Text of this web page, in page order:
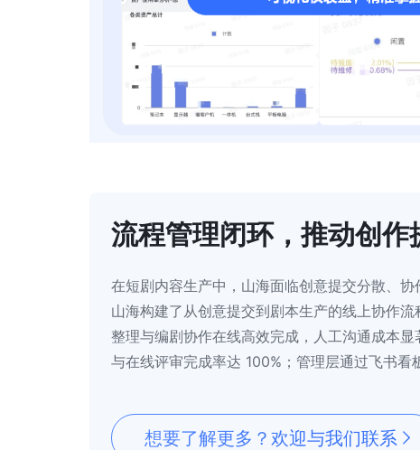
流程管理闭环，推动创作
在短剧内容生产中，山海面临创意提交分散、
山海构建了从创意提交到剧本生产的线上协作
整理与编剧协作在线高效完成，人工沟通成本
与在线评审完成率达 100%；管理层通过飞书看
想要了解更多？欢迎与我们联系